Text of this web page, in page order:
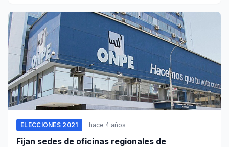
ELECCIONES 2021 hace 4 años
Fijan sedes de oficinas regionales de